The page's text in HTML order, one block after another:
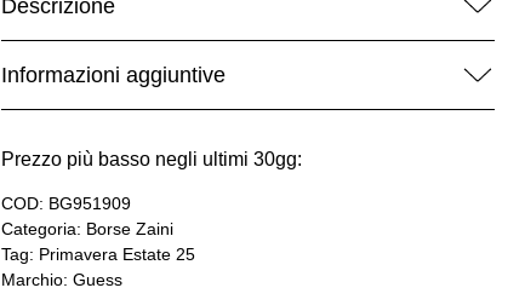
Descrizione
Informazioni aggiuntive
Prezzo più basso negli ultimi 30gg:
COD: BG951909
Categoria: Borse Zaini
Tag: Primavera Estate 25
Marchio:Guess